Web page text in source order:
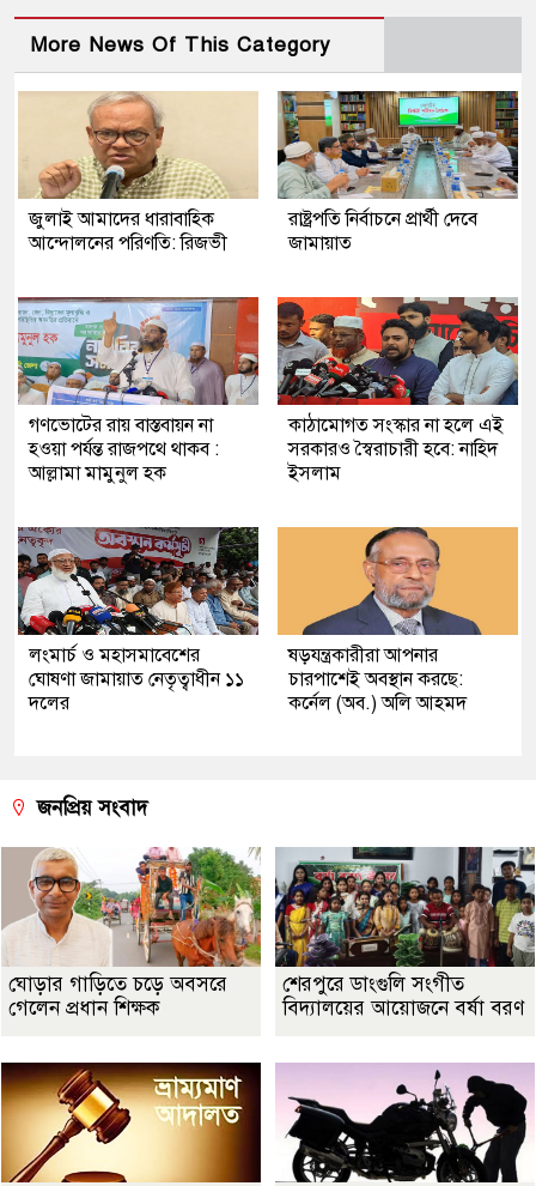
More News Of This Category
জুলাই আমাদের ধারাবাহিক
আন্দোলনের পরিণতি: রিজভী
রাষ্ট্রপতি নির্বাচনে প্রার্থী দেবে
জামায়াত
গণভোটের রায় বাস্তবায়ন না
হওয়া পর্যন্ত রাজপথে থাকব :
আল্লামা মামুনুল হক
কাঠামোগত সংস্কার না হলে এই
সরকারও স্বৈরাচারী হবে: নাহিদ
ইসলাম
লংমার্চ ও মহাসমাবেশের
ঘোষণা জামায়াত নেতৃত্বাধীন ১১
দলের
ষড়যন্ত্রকারীরা আপনার
চারপাশেই অবস্থান করছে:
কর্নেল (অব.) অলি আহমদ
জনপ্রিয় সংবাদ
ঘোড়ার গাড়িতে চড়ে অবসরে
গেলেন প্রধান শিক্ষক
শেরপুরে ডাংগুলি সংগীত
বিদ্যালয়ের আয়োজনে বর্ষা বরণ